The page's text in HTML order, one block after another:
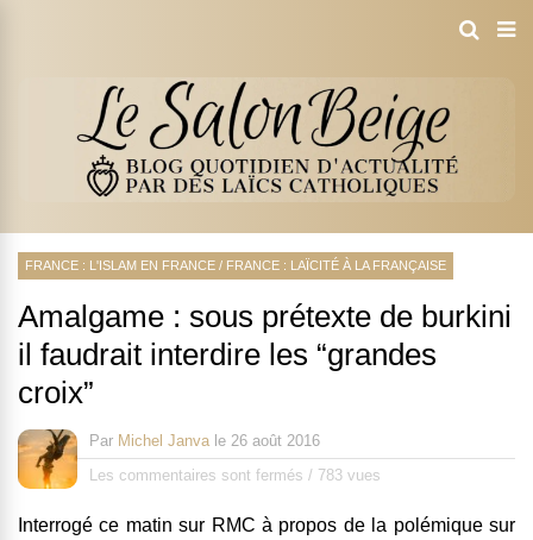
FRANCE : L'ISLAM EN FRANCE / FRANCE : LAÏCITÉ À LA FRANÇAISE
Amalgame : sous prétexte de burkini
il faudrait interdire les “grandes
croix”
Par Michel Janva le 26 août 2016
Les commentaires sont fermés / 783 vues
Interrogé ce matin sur RMC à propos de la polémique sur